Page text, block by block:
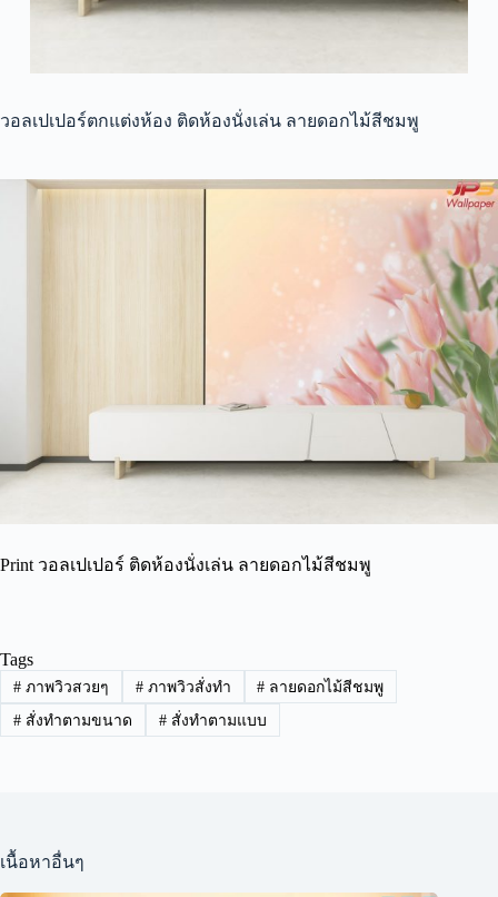
วอลเปเปอร์ตกแต่งห้อง ติดห้องนั่งเล่น ลายดอกไม้สีชมพู
Print วอลเปเปอร์ ติดห้องนั่งเล่น ลายดอกไม้สีชมพู
Tags
#ภาพวิวสวยๆ #ภาพวิวสั่งทำ # ลายดอกไม้สีชมพู
#สั่งทำตามขนาด #สั่งทำตามแบบ
เนื้อหาอื่นๆ